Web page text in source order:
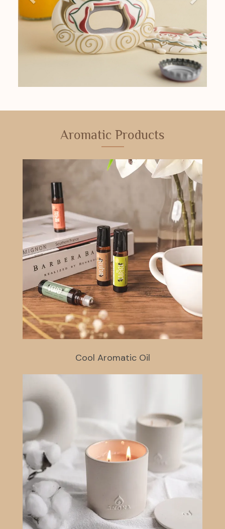
Aromatic Products
Cool Aromatic Oil